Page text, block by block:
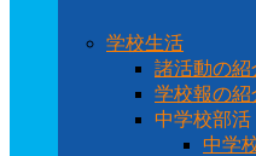
学校生活
諸活動の紹
学校報の紹
中学校部活
中学